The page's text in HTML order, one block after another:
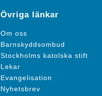
Övriga länkar
Om oss
Barnskyddsombud
Stockholms katolska stift
Lekar
Evangelisation
Nyhetsbrev